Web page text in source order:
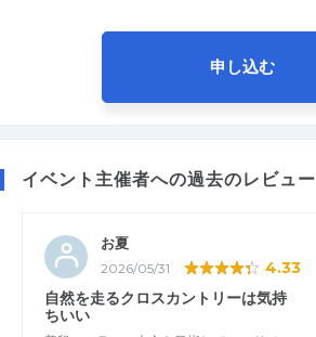
申し込む
イベント主催者への過去のレビュー
お夏
2026/05/31 4.33
自然を走るクロスカントリーは気持
ちいい